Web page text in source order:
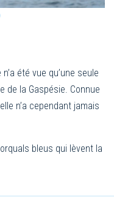
été vue qu’une seule
de la Gaspésie. Connue
n’a cependant jamais
bleus qui lèvent la